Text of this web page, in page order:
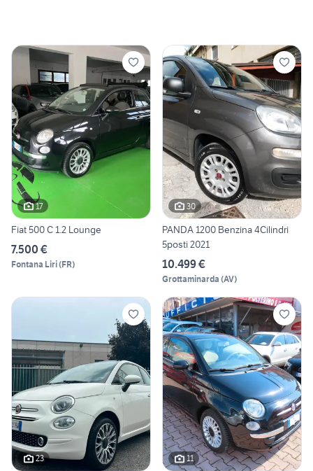
17
Fiat 500 C 1.2 Lounge
7.500 €
Fontana Liri(FR)
30
PANDA 1200 Benzina 4Cilindri
5posti 2021
10.499 €
Grottaminarda (AV)
23 11